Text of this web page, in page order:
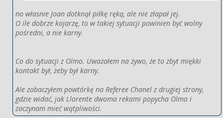
no własnie Joan dotknął piłkę ręką, ale nie złapał jej.
O ile dobrze kojarzę, to w takiej sytuacji powinien być wolny
pośredni, a nie karny.
Co do sytuacji z Olmo. Uważałem na żywo, że to zbyt miękki
kontakt był, żeby był karny.
Ale zobaczyłem powtórkę na Referee Chanel z drugiej strony,
gdzie widać, jak Llorente dwoma rekami popycha Olmo i
zaczynam mieć wątpliwości.